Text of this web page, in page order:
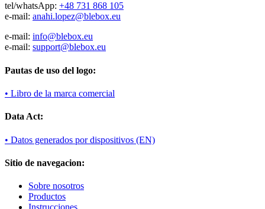
tel/whatsApp: +48 731 868 105
e-mail: anahi.lopez@blebox.eu
e-mail: info@blebox.eu
e-mail: support@blebox.eu
Pautas de uso del logo:
• Libro de la marca comercial
Data Act:
• Datos generados por dispositivos (EN)
Sitio de navegacion:
Sobre nosotros
Productos
Instrucciones